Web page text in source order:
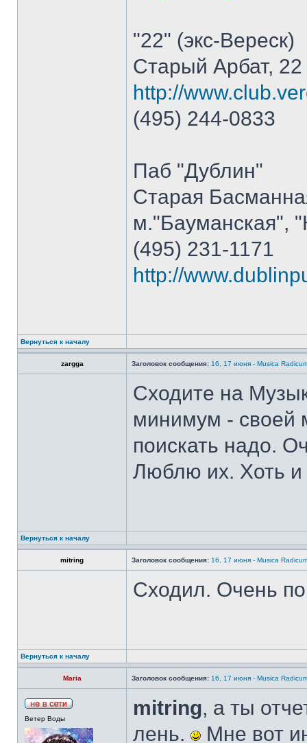
"22" (экс-Вереск)
Старый Арбат, 22
http://
(495) 244-0833
Паб "Дублин"
Старая
м."Бауманская",
(495) 231-1171
http://
Вернуться к началу
zargga Заголовок сообщения: 16, 17 июня - Musica
Cходите на
минимум - своей
поискать надо.
Люблю их. Хоть
Вернуться к началу
mitring Заголовок сообщения: 16, 17 июня - Musica
Сходил. Очень
Вернуться к началу
Maria Заголовок сообщения: 16, 17 июня - Musica
Ветер Воды mitring, а ты
лень.
Мне вот